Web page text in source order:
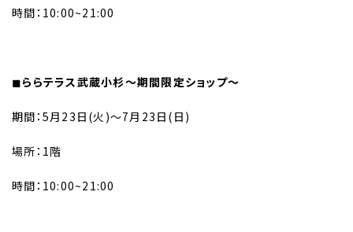
時間：10:00~21:00
◼︎ららテラス武蔵小杉〜期間限定ショップ〜
期間：5月23日(火)〜7月23日(日)
場所：1階
時間：10:00~21:00